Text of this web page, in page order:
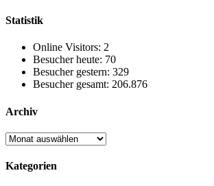
Statistik
Online Visitors: 2
Besucher heute: 70
Besucher gestern: 329
Besucher gesamt: 206.876
Archiv
Archiv
Kategorien